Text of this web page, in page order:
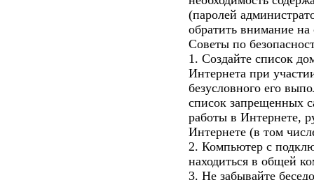
(паролей
обратить внимание на
Советы по
1. Создайте список
Интернета при
безусловного его
список запрещенных
работы в Интернете,
Интернете (в том
2. Компьютер с
находиться в общей
3. Не забывайте